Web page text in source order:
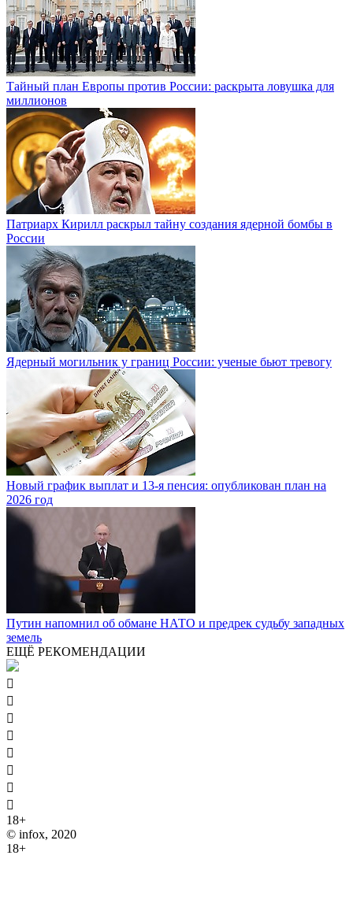
Тайный план Европы против России: раскрыта ловушка для
миллионов
Патриарх Кирилл раскрыл тайну создания ядерной бомбы в
России
Ядерный могильник у границ России: ученые бьют тревогу
Новый график выплат и 13-я пенсия: опубликован план на
2026 год
Путин напомнил об обмане НАТО и предрек судьбу западных
земель
ЕЩЁ РЕКОМЕНДАЦИИ








18+
© infox, 2020
18+